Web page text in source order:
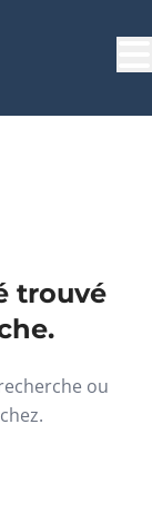
trouvé
ou